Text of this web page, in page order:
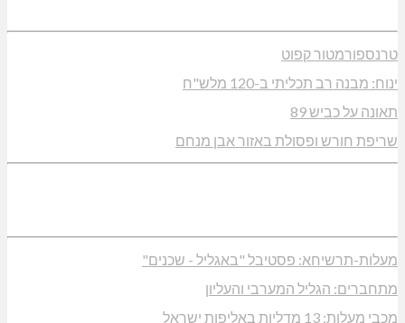
טרנספורמטור קפוט
ינוח: מבנה רב תכליתי ב-120 מלש"ח
תאונה על כביש 89
שריפת חורש ופסולת באזור אבן מנחם
מעלות-תרשיחא: פסטיבל "באגליל - שכנים"
מתחברים: הגליל המערבי והעליון
מכבי מעלות: 13 מדליות באליפות ישראל